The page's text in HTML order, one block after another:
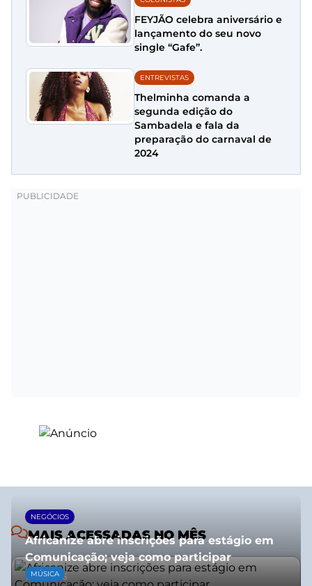
FEYJÃO celebra aniversário e
lançamento do seu novo
single “Gafe”.
ENTREVISTAS
Thelminha comanda a
segunda edição do
Sambadela e fala da
preparação do carnaval de
2024
MAIS ACESSADAS NO MÊS
NEGÓCIOS
Africanize abre inscrições para estágio em
Comunicação; veja como participar
13/01/2026
MÚSICA